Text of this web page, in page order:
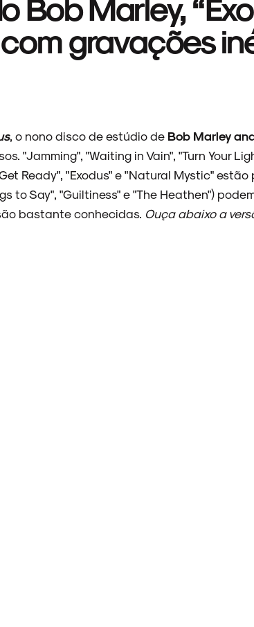
gravações
, o nono disco de estúdio de Bob Marley
"Jamming", "Waiting in Vain", "Turn Your
Ready", "Exodus" e "Natural Mystic"
to Say", "Guiltiness" e "The Heathen")
bastante conhecidas. Ouça abaixo a